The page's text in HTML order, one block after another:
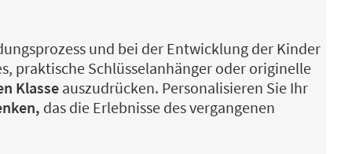
und bei der Entwicklung der Kinder
praktische Schlüsselanhänger oder originelle
Klasse auszudrücken. Personalisieren Sie Ihr
das die Erlebnisse des vergangenen